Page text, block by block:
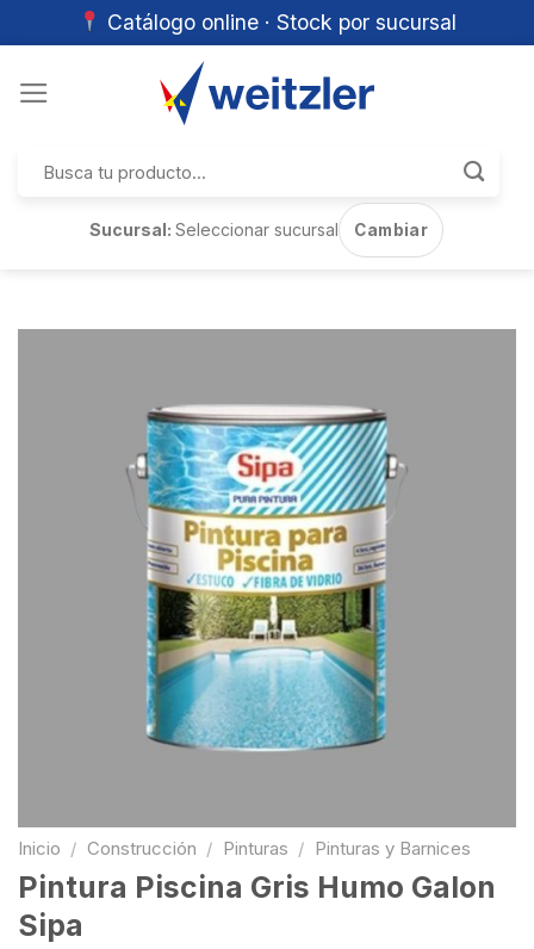
Catálogo online · Stock por sucursal
por:
Sucursal:Seleccionar sucursal Cambiar
Inicio / Construcción / Pinturas / Pinturas y Barnices
Pintura Piscina Gris Humo Galon
Sipa